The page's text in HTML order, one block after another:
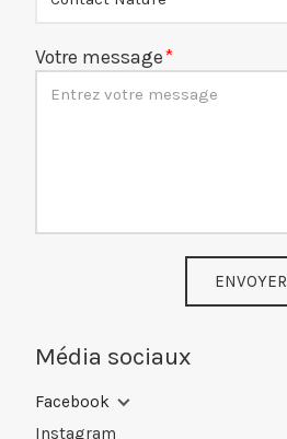
Votre message
ENVOYER
Média sociaux
Facebook
Instagram